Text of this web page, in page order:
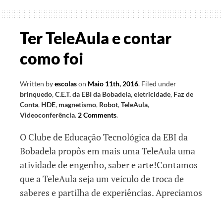
Ter TeleAula e contar
como foi
Written byescolason Maio 11th, 2016. Filed under
brinquedo,C.E.T. da EBI da Bobadela,eletricidade, Faz de
Conta, HDE, magnetismo, Robot,TeleAula,
Videoconferência. 2 Comments.
O Clube de Educação Tecnológica da EBI da
Bobadela propôs em mais uma TeleAula uma
atividade de engenho, saber e arte!Contamos
que a TeleAula seja um veículo de troca de
saberes e partilha de experiências. Apreciamos